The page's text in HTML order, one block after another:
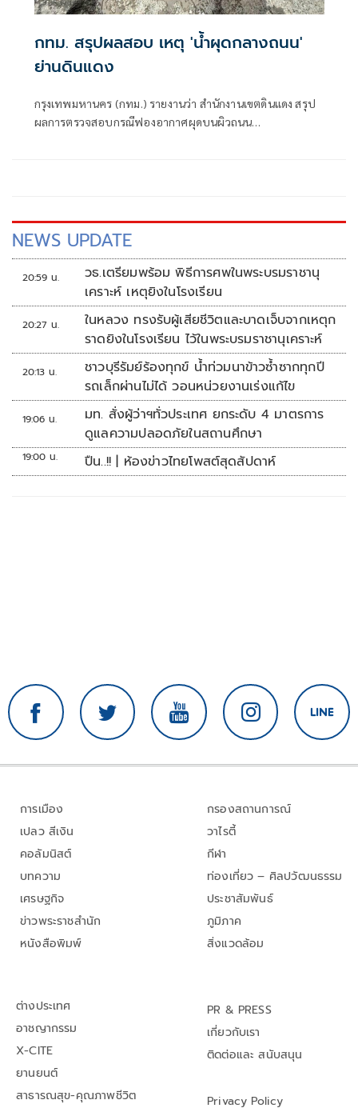
กทม. สรุปผลสอบ เหตุ 'น้ำผุดกลางถนน'
ย่านดินแดง
กรุงเทพมหานคร (กทม.) รายงานว่า สำนักงานเขตดินแดง สรุป
ผลการตรวจสอบกรณีฟองอากาศผุดบนผิวถนน
NEWS UPDATE
20:59 น.
วธ.เตรียมพร้อม พิธีการศพในพระบรมราชานุ
เคราะห์ เหตุยิงในโรงเรียน
20:27 น.
ในหลวง ทรงรับผู้เสียชีวิตและบาดเจ็บจากเหตุก
ราดยิงในโรงเรียน ไว้ในพระบรมราชานุเคราะห์
20:13 น.
ชาวบุรีรัมย์ร้องทุกข์ น้ำท่วมนาข้าวซ้ำซากทุกปี
รถเล็กผ่านไม่ได้ วอนหน่วยงานเร่งแก้ไข
19:06 น.
มท. สั่งผู้ว่าฯทั่วประเทศ ยกระดับ 4 มาตรการ
ดูแลความปลอดภัยในสถานศึกษา
19:00 น. ปืน..!! | ห้องข่าวไทยโพสต์สุดสัปดาห์
การเมือง
เปลว สีเงิน
คอลัมนิสต์
บทความ
เศรษฐกิจ
ข่าวพระราชสำนัก
หนังสือพิมพ์
กรองสถานการณ์
วาไรตี้
กีฬา
ท่องเที่ยว – ศิลปวัฒนธรรม
ประชาสัมพันธ์
ภูมิภาค
สิ่งแวดล้อม
ต่างประเทศ
อาชญากรรม
X-CITE
ยานยนต์
สาธารณสุข-คุณภาพชีวิต
PR & PRESS
เกี่ยวกับเรา
ติดต่อและ สนับสนุน
Privacy Policy